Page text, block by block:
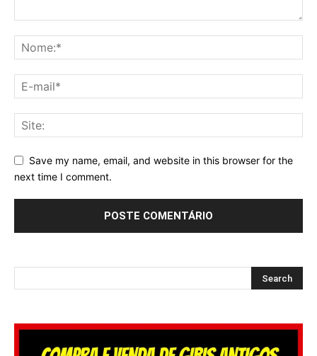
Save my name, email, and website in this browser for the
next time I comment.